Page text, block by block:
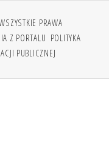
PRAWA
Z PORTALU POLITYKA
PUBLICZNEJ